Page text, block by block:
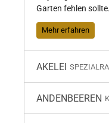
Garten fehlen sollte.
Mehr erfahren
AKELEI
ANDENBEEREN